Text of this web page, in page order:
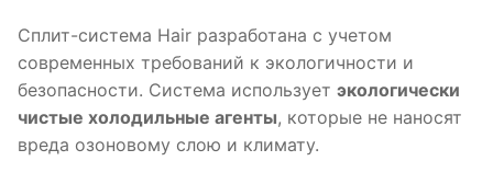
Сплит-система Hair разработана с учетом
современных требований к экологичности и
безопасности. Система использует экологически
чистые холодильные агенты, которые не наносят
вреда озоновому слою и климату.